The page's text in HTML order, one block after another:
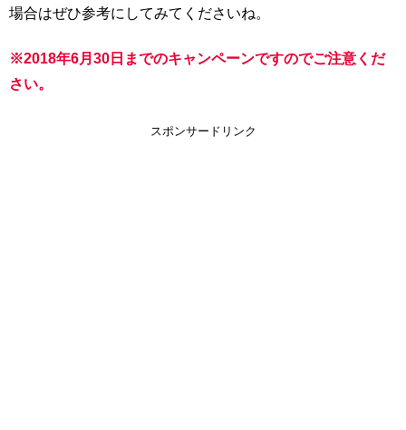
場合はぜひ参考にしてみてくださいね。
※2018年6月30日までのキャンペーンですのでご注意くだ
さい。
スポンサードリンク